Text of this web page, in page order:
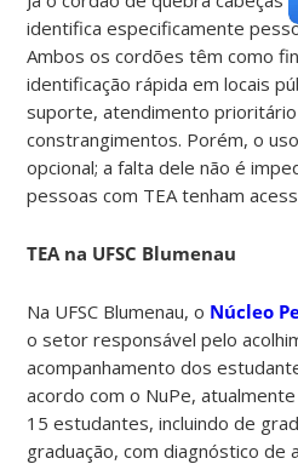
identifica especificamente
Ambos os cordões têm como
identificação rápida em locais
suporte, atendimento
constrangimentos. Porém, o
opcional; a falta dele não é
pessoas com TEA tenham
TEA na UFSC Blumenau
Na UFSC Blumenau, o Núcleo
o setor responsável pelo
acompanhamento dos
acordo com o NuPe,
15 estudantes, incluindo de
graduação, com diagnóstico de